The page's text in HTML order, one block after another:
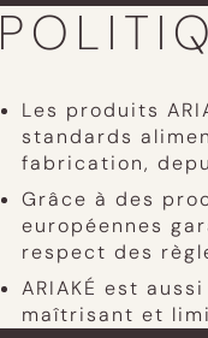
Les produits
standards
fabrication,
Grâce à des
européennes
respect des
ARIAKÉ est
maîtrisant et